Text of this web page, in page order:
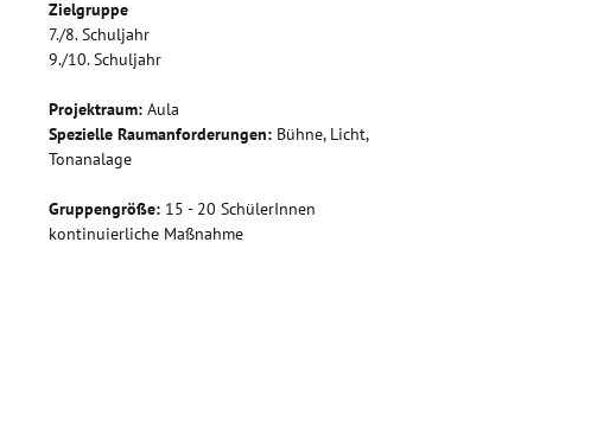
Zielgruppe
7./8. Schuljahr
9./10. Schuljahr
Projektraum: Aula
Spezielle Raumanforderungen: Bühne, Licht,
Tonanalage
Gruppengröße: 15 - 20 SchülerInnen
kontinuierliche Maßnahme